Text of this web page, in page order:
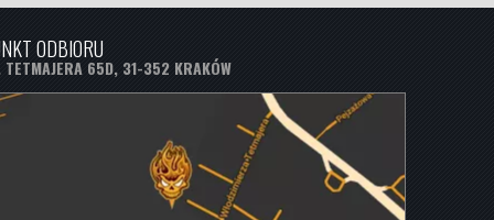
ODBIORU
TETMAJERA 65D, 31-352 KRAKÓW